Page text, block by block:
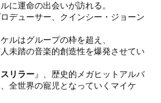
に運命の出会いが訪れる。
デューサー、クインシー・ジョーン
ルはグループの枠を超え、
未踏の音楽的創造性を爆発させてい
スリラー』、歴史的メガヒットアルバ
全世界の寵児となっていくマイケ